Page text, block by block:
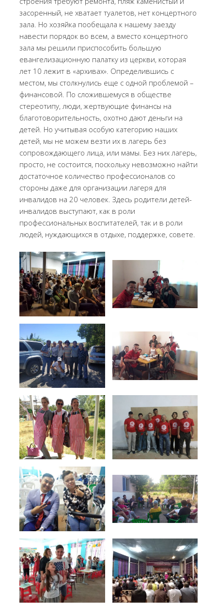
засоренный, не хватает туалетов, нет концертного
зала. Но хозяйка пообещала к нашему заезду
навести порядок во всем, а вместо концертного
зала мы решили приспособить большую
евангелизационную палатку из церкви, которая
лет 10 лежит в «архивах». Определившись с
местом, мы столкнулись еще с одной проблемой –
финансовой. По сложившемуся в обществе
стереотипу, люди, жертвующие финансы на
благотоворительность, охотно дают деньги на
детей. Но учитывая особую категорию наших
детей, мы не можем везти их в лагерь без
сопровождающего лица, или мамы. Без них лагерь,
просто, не состоится, поскольку невозможно найти
достаточное количество профессионалов со
стороны даже для организации лагеря для
инвалидов на 20 человек. Здесь родители детей-
инвалидов выступают, как в роли
профессиональных воспитателей, так и в роли
людей, нуждающихся в отдыхе, поддержке, совете.